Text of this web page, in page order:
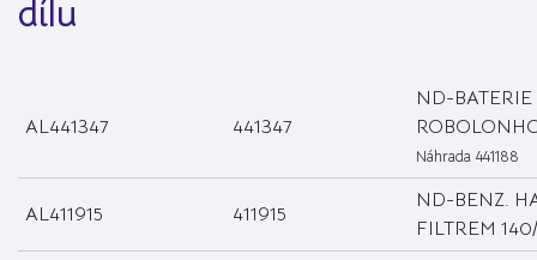
dílu
AL441347 441347
ND-BATERIE
Náhrada 441188
AL411915 411915
ND-BENZ.
FILTREM